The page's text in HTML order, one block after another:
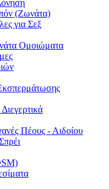
(Ζωνάτα)
για Σεξ
Ομοιώματα
Πέους - Αιδοίου